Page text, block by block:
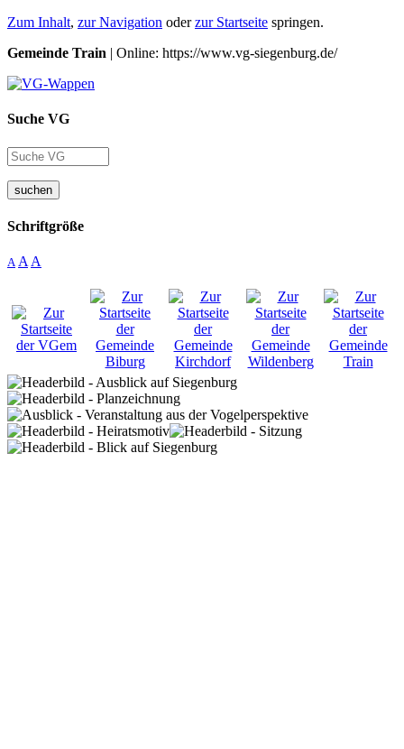
Zum Inhalt, zur Navigation oderzur Startseite springen.
Gemeinde Train | Online: https://www.vg-siegenburg.de/
Suche VG
suchen
Schriftgröße
A A A